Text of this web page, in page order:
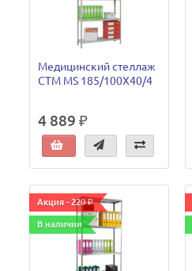
Медицинский стеллаж
СТМ MS 185/100Х40/4
4 889 ₽
Акция - 220 ₽
В наличии